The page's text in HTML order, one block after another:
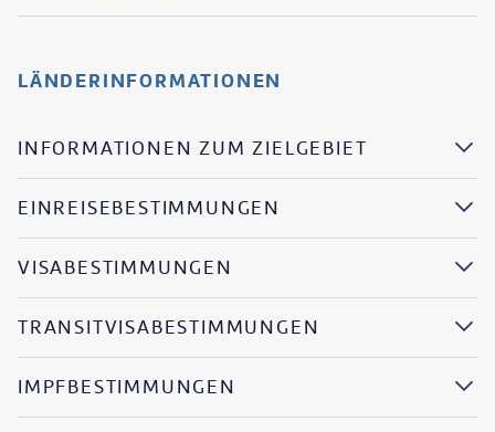
LÄNDERINFORMATIONEN
INFORMATIONEN ZUM ZIELGEBIET
EINREISEBESTIMMUNGEN
VISABESTIMMUNGEN
TRANSITVISABESTIMMUNGEN
IMPFBESTIMMUNGEN